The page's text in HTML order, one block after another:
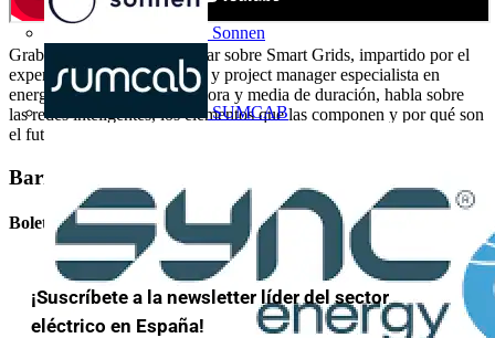
Sonnen
SUMCAB
Grabación íntegra del webinar sobre Smart Grids, impartido por el
experto Pep Salas, ingeniero y project manager especialista en
energía. El seminario, de 1 hora y media de duración, habla sobre
las redes inteligentes, los elementos que las componen y por qué son
el futuro. Webinar realizado el 11 de junio de 2015.
Barra lateral
Boletín informativo
¡Suscríbete a la newsletter líder del sector
eléctrico en España!